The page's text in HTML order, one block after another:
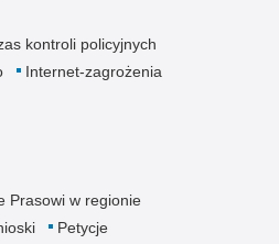
kontroli policyjnych
Internet-zagrożenia
Prasowi w regionie
Petycje